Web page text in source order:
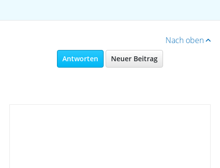
Nach oben
Antworten Neuer Beitrag